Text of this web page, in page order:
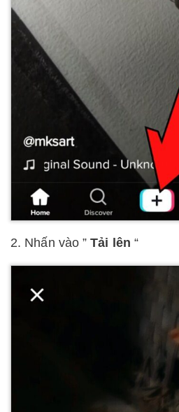
2. Nhấn vào ”Tải lên “